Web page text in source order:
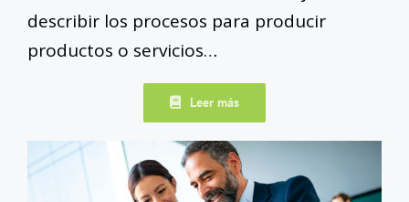
describir los procesos para producir
productos o servicios…
Leer más